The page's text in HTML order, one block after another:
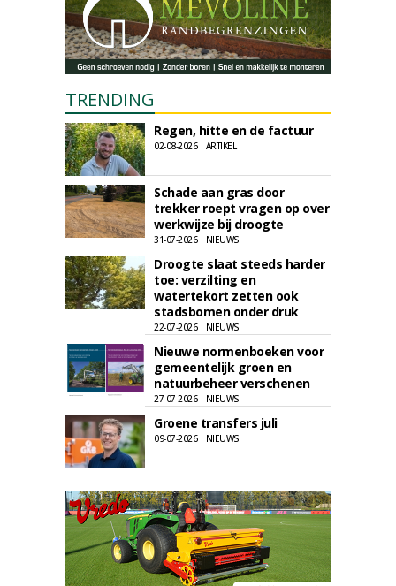
TRENDING
Regen, hitte en de factuur
02-08-2026 | ARTIKEL
Schade aan gras door
trekker roept vragen op over
werkwijze bij droogte
31-07-2026 | NIEUWS
Droogte slaat steeds harder
toe: verzilting en
watertekort zetten ook
stadsbomen onder druk
22-07-2026 | NIEUWS
Nieuwe normenboeken voor
gemeentelijk groen en
natuurbeheer verschenen
27-07-2026 | NIEUWS
Groene transfers juli
09-07-2026 | NIEUWS